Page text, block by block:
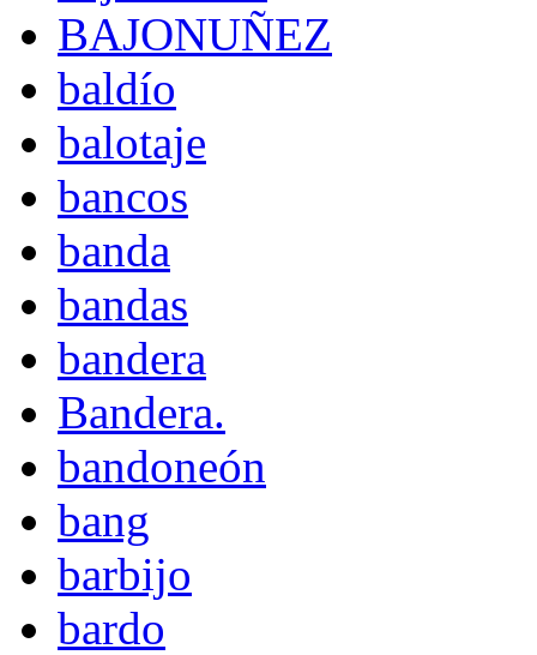
BAJONUÑEZ
baldío
balotaje
bancos
banda
bandas
bandera
Bandera.
bandoneón
bang
barbijo
bardo